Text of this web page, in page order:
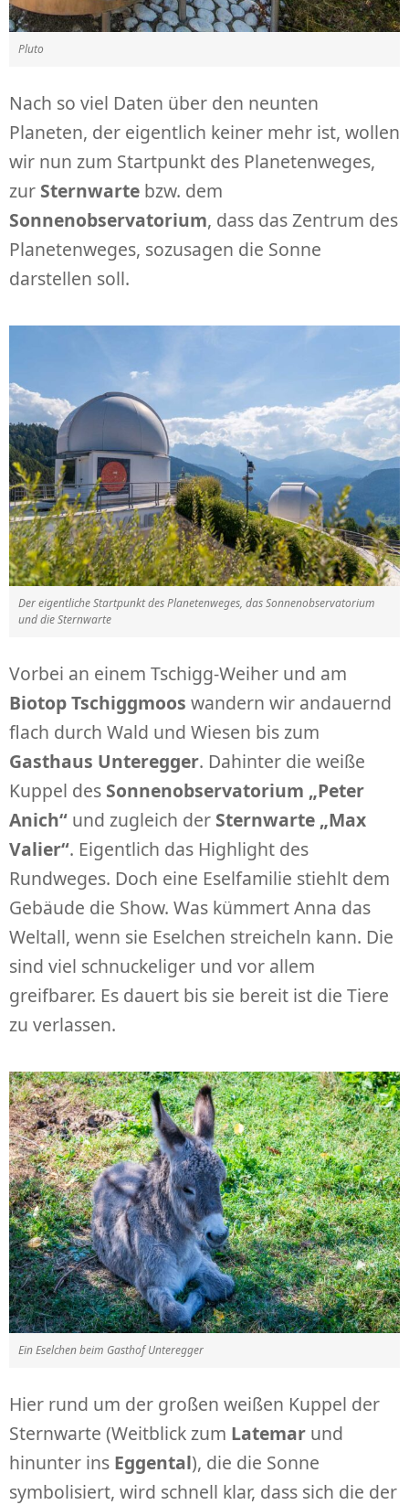
Pluto
Nach so viel Daten über den neunten
Planeten, der eigentlich keiner mehr ist, wollen
wir nun zum Startpunkt des Planetenweges,
zur Sternwarte bzw. dem
Sonnenobservatorium, dass das Zentrum des
Planetenweges, sozusagen die Sonne
darstellen soll.
Der eigentliche Startpunkt des Planetenweges, das Sonnenobservatorium
und die Sternwarte
Vorbei an einem Tschigg-Weiher und am
Biotop Tschiggmoos wandern wir andauernd
flach durch Wald und Wiesen bis zum
Gasthaus Unteregger. Dahinter die weiße
Kuppel des Sonnenobservatorium „Peter
Anich“ und zugleich der Sternwarte „Max
Valier“. Eigentlich das Highlight des
Rundweges. Doch eine Eselfamilie stiehlt dem
Gebäude die Show. Was kümmert Anna das
Weltall, wenn sie Eselchen streicheln kann. Die
sind viel schnuckeliger und vor allem
greifbarer. Es dauert bis sie bereit ist die Tiere
zu verlassen.
Ein Eselchen beim Gasthof Unteregger
Hier rund um der großen weißen Kuppel der
Sternwarte (Weitblick zum Latemar und
hinunter ins Eggental), die die Sonne
symbolisiert, wird schnell klar, dass sich die der